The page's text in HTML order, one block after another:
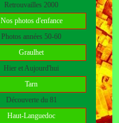
Retrouvailles 2000
Nos photos d'enfance
Photos années 50-60
Graulhet
Hier et Aujourd'hui
Tarn
Découverte du 81
Haut-Languedoc